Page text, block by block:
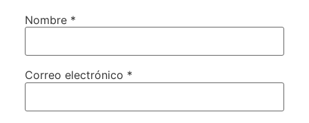
Nombre *
Correo electrónico *